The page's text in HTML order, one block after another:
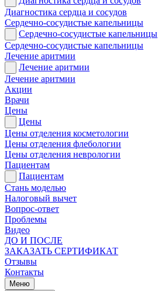
Диагностика сердца и сосудов
Сердечно-сосудистые капельницы
Сердечно-сосудистые капельницы
Сердечно-сосудистые капельницы
Лечение аритмии
Лечение аритмии
Лечение аритмии
Акции
Врачи
Цены
Цены
Цены отделения косметологии
Цены отделения флебологии
Цены отделения неврологии
Пациентам
Пациентам
Стань моделью
Налоговый вычет
Вопрос-ответ
Проблемы
Видео
ДО И ПОСЛЕ
ЗАКАЗАТЬ СЕРТИФИКАТ
Отзывы
Контакты
Меню